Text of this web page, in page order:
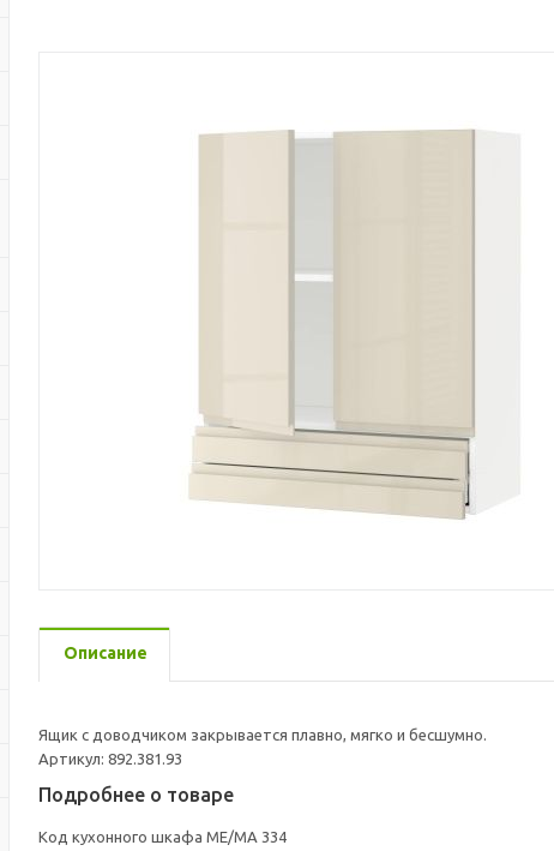
Описание
Ящик с доводчиком закрывается плавно, мягко и бесшумно.
Артикул: 892.381.93
Подробнее о товаре
Код кухонного шкафа ME/MA 334